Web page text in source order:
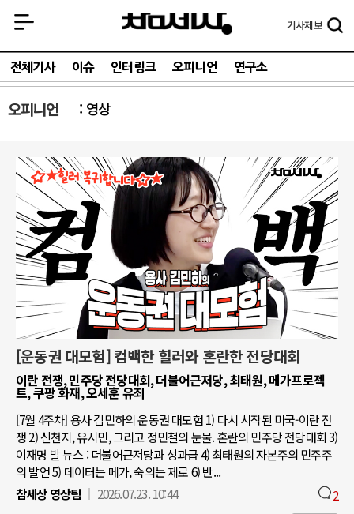
기사제보
전체기사 이슈 인터링크 오피니언 연구소
오피니언 영상
[운동권 대모험] 컴백한 힐러와 혼란한 전당대회
이란 전쟁, 민주당 전당대회, 더불어근저당, 최태원, 메가프로젝
트, 쿠팡 화재, 오세훈 유죄
[7월 4주차] 용사 김민하의 운동권 대모험 1) 다시 시작된 미국-이란 전
쟁 2) 신천지, 유시민, 그리고 정민철의 눈물. 혼란의 민주당 전당대회 3)
이재명 발 뉴스 : 더불어근저당과 성과급 4) 최태원의 자본주의 민주주
의 발언 5) 데이터는 메가, 숙의는 제로 6) 반...
참세상 영상팀
2026.07.23. 10:44 2